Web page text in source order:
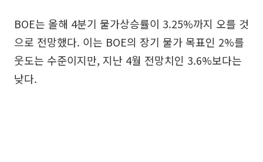
BOE는 올해 4분기 물가상승률이 3.25%까지 오를 것
으로 전망했다. 이는 BOE의 장기 물가 목표인 2%를
웃도는 수준이지만, 지난 4월 전망치인 3.6%보다는
낮다.